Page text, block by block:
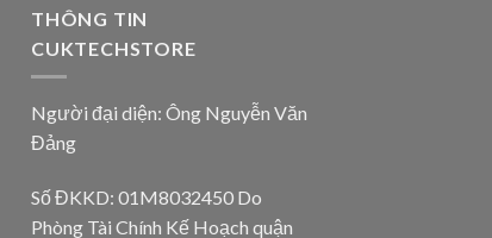
THÔNG TIN
CUKTECHSTORE
Người đại diện: Ông Nguyễn Văn
Đảng
Số ĐKKD: 01M8032450 Do
Phòng Tài Chính Kế Hoạch quận